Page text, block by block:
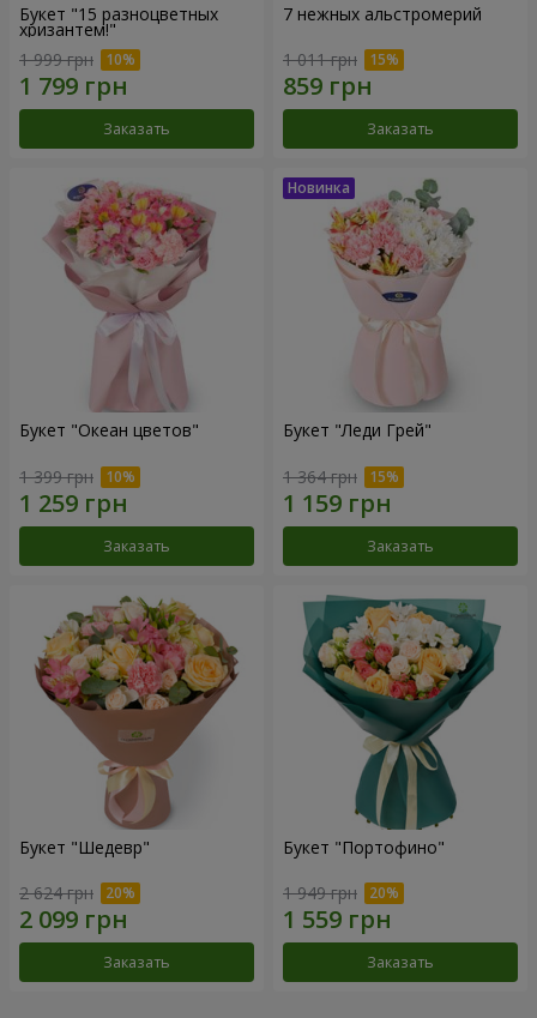
Букет "15 разноцветных
хризантем!"
1 999 грн
Заказать
7 нежных альстромерий
1 011 грн
Заказать
Букет "Океан цветов"
1 399 грн
Заказать
Букет "Леди Грей"
1 364 грн
Заказать
Букет "Шедевр"
2 624 грн
Заказать
Букет "Портофино"
1 949 грн
Заказать